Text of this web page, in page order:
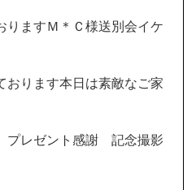
りますＭ＊Ｃ様送別会イケ
おります本日は素敵なご家
プレゼント感謝 記念撮影